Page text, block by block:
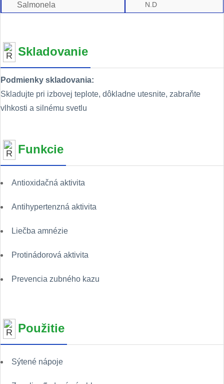
Salmonela N.D
Skladovanie
Podmienky skladovania:
Skladujte pri izbovej teplote, dôkladne utesnite, zabraňte
vlhkosti a silnému svetlu
Funkcie
Antioxidačná aktivita
Antihypertenzná aktivita
Liečba amnézie
Protinádorová aktivita
Prevencia zubného kazu
Použitie
Sýtené nápoje